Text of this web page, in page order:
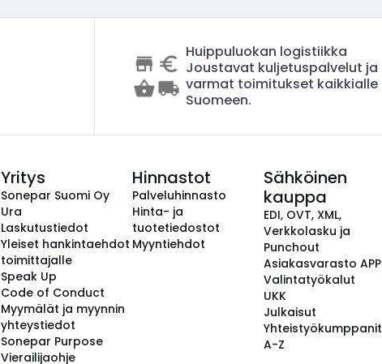
Huippuluokan logistiikka
Joustavat kuljetuspalvelut ja
varmat toimitukset kaikkialle
Suomeen.
Yritys
Sonepar Suomi Oy
Ura
Laskutustiedot
Yleiset hankintaehdot
toimittajalle
Speak Up
Code of Conduct
Myymälät ja myynnin
yhteystiedot
Sonepar Purpose
Vierailijaohje
Hinnastot
Palveluhinnasto
Hinta- ja
tuotetiedostot
Myyntiehdot
Sähköinen
kauppa
EDI, OVT, XML,
Verkkolasku ja
Punchout
Asiakasvarasto APP
Valintatyökalut
UKK
Julkaisut
Yhteistyökumppanit
A-Z